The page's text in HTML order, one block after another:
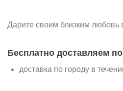
Дарите своим близким любовь
Бесплатно доставляем
доставка по городу в